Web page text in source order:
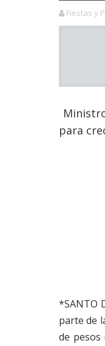
Fiestas y
para
*SANTO
parte de
de pesos